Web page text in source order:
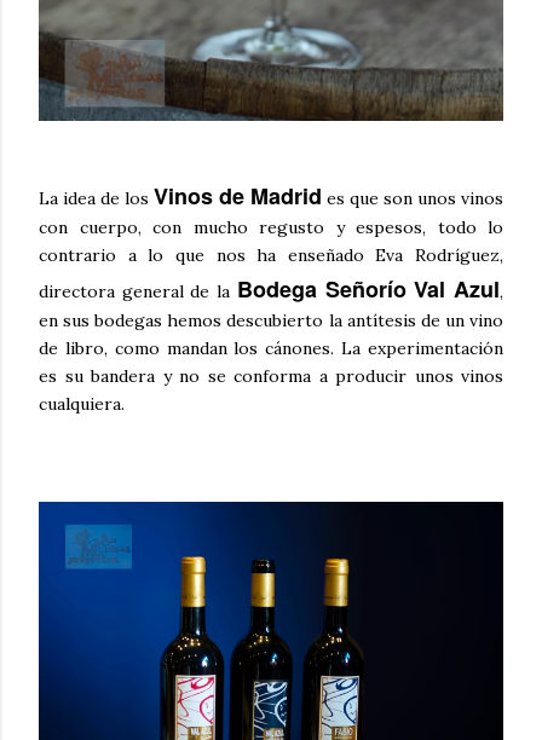
La idea de los Vinos de Madrid es que son unos vinos
con cuerpo, con mucho regusto y espesos, todo lo
contrario a lo que nos ha enseñado Eva Rodríguez,
directora general de la Bodega Señorío Val Azul,
en sus bodegas hemos descubierto la antítesis de un vino
de libro, como mandan los cánones. La experimentación
es su bandera y no se conforma a producir unos vinos
cualquiera.